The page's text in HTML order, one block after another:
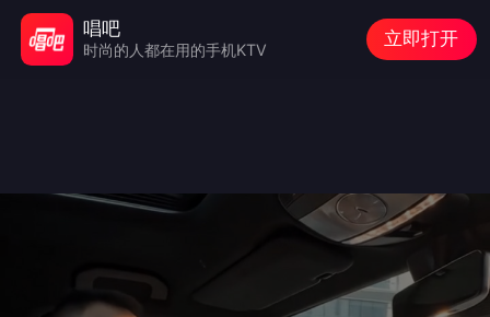
唱吧
时尚的人都在用的手机KTV
立即打开